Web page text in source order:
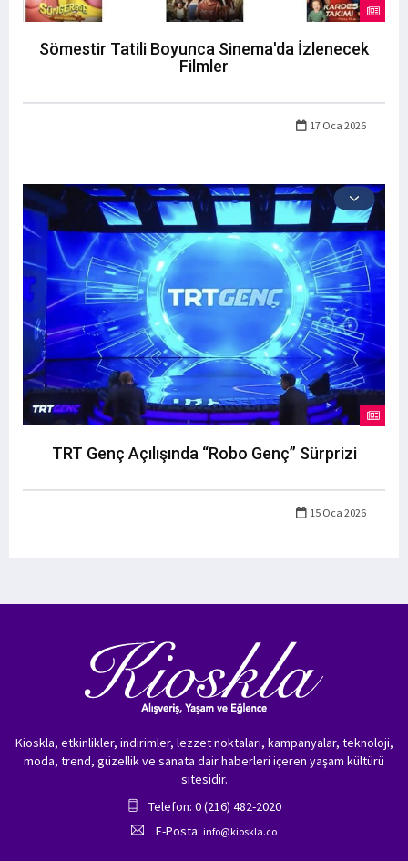
Sömestir Tatili Boyunca Sinema'da İzlenecek
Filmler
17 Oca 2026
TRT Genç Açılışında “Robo Genç” Sürprizi
15 Oca 2026
Kioskla, etkinlikler, indirimler, lezzet noktaları, kampanyalar, teknoloji,
moda, trend, güzellik ve sanata dair haberleri içeren yaşam kültürü
sitesidir.
Telefon: 0 (216) 482-2020
E-Posta: info@kioskla.co